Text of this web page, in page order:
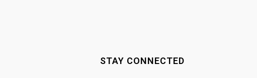
STAY CONNECTED